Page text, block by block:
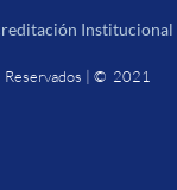
Institucional
Reservados | © 2021